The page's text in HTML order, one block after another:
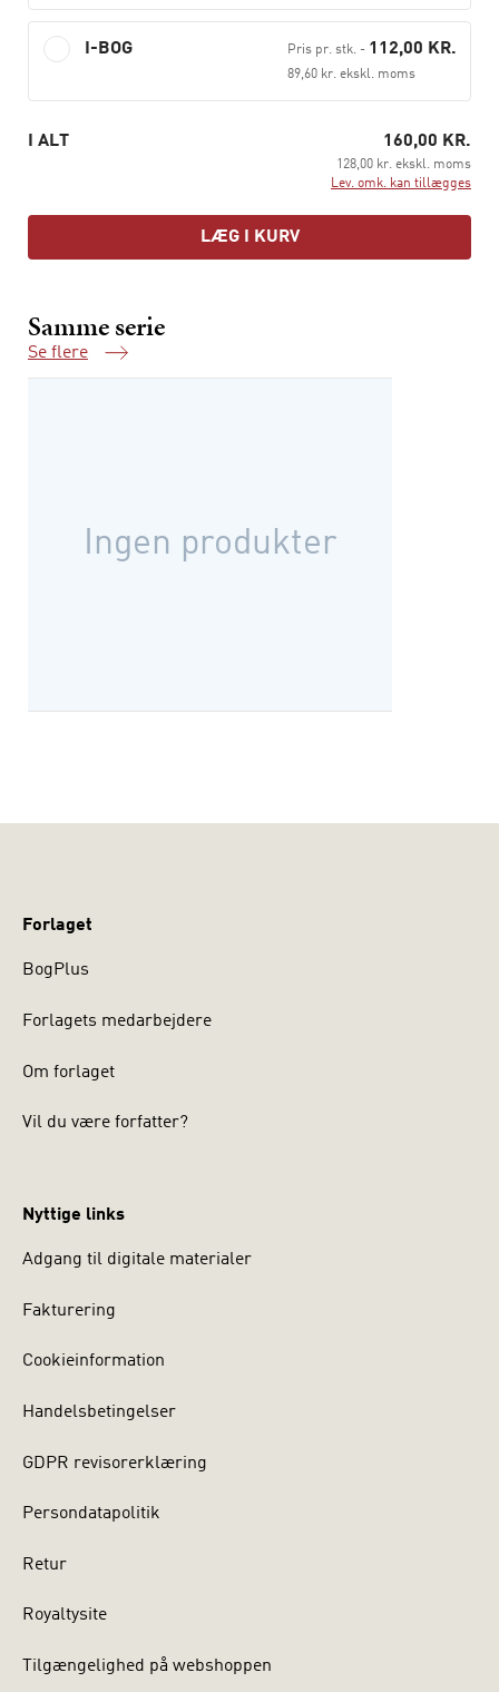
Klassikere og udkom første gang på dansk i 1989.
I-BOG Pris pr. stk.- 112,00 KR.
89,60 kr. ekskl. moms
I ALT 160,00 KR.
128,00 kr. ekskl. moms
Lev. omk. kan tillægges
LÆG I KURV
Samme serie
Se flere
Samme serie
Ingen produkter
Forlaget
BogPlus
Forlagets medarbejdere
Om forlaget
Vil du være forfatter?
Nyttige links
Adgang til digitale materialer
Fakturering
Cookieinformation
Handelsbetingelser
GDPR revisorerklæring
Persondatapolitik
Retur
Royaltysite
Tilgængelighed på webshoppen